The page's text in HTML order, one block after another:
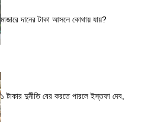
মাজারে দানের টাকা আসলে কোথায় যায়?
১ টাকার দুর্নীতি বের করতে পারলে ইস্তফা দেব,